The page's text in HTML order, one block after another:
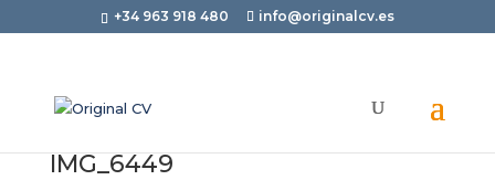
+34 963 918 480 info@originalcv.es
IMG_6449